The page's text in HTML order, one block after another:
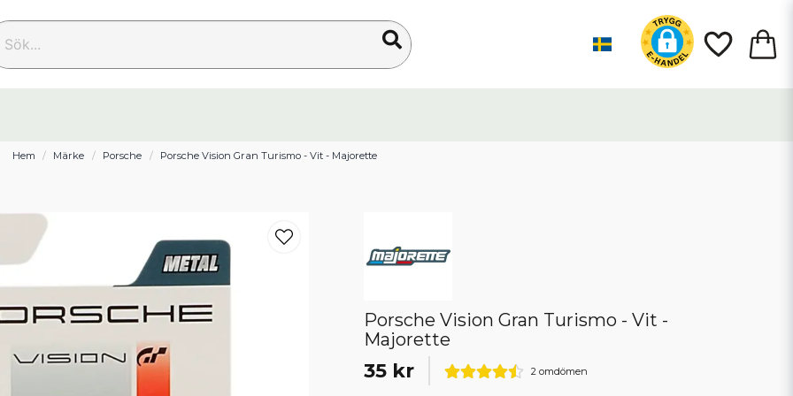
Hem Märke Porsche Porsche Vision Gran Turismo - Vit - Majorette
Porsche Vision Gran Turismo - Vit -
Majorette
35 kr 2 omdömen